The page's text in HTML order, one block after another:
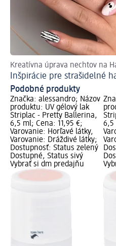
Kreatívna úprava nechtov na
Inšpirácie pre strašidelné
Podobné produkty
Značka: alessandro; Názov
produktu: UV gélový lak
Striplac - Pretty Ballerina,
6,5 ml; Cena: 11,95 €;
Varovanie: Horľavé látky,
Varovanie: Dráždivé látky;
Dostupnosť: Status zelený
Dostupné, Status sivý
Vybrať si dm predajňu
6,5